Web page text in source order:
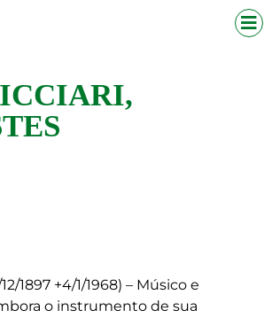
1897 +4/1/1968) – Músico e
o instrumento de sua